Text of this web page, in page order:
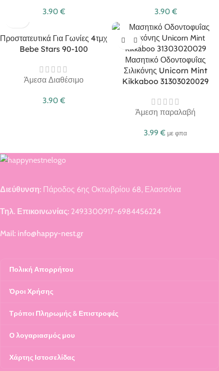
3.90 € 3.90 €
Προστατευτικά Για Γωνίες 4τμχ
Bebe Stars 90-100
Άμεσα Διαθέσιμο
3.90 €
Μασητικό Οδοντοφυΐας
Σιλικόνης Unicorn Mint
Kikkaboo 31303020029
Άμεση παραλαβή
3.99 € με φπα
Διεύθυνση: Πάροδος 6ης Οκτωβρίου 68, Ελασσόνα
Τηλ. Επικοινωνίας: 2493300917-6984456224
Mail: info@happy-nest.gr
Πολική Απορρήτου
Όροι Χρήσης
Τρόποι Πληρωμής & Επιστροφές
Ο λογαριασμός μου
Χάρτης Ιστοσελίδας